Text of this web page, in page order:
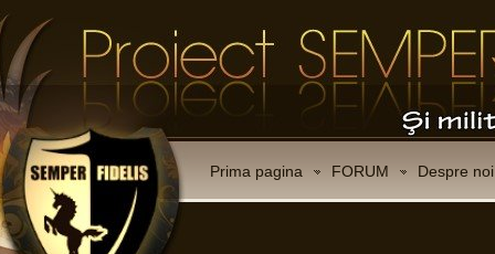
Prima pagina FORUM Despre noi